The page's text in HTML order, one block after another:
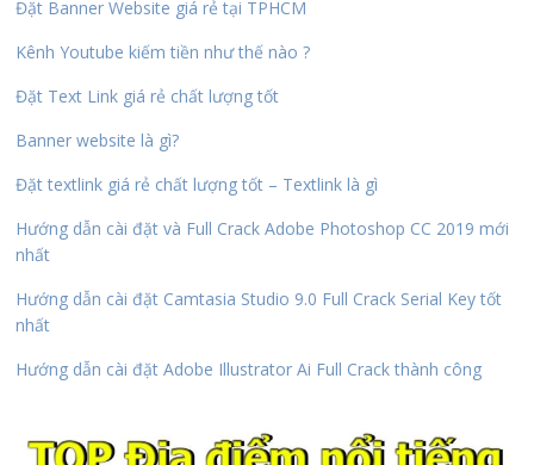
Đặt Banner Website giá rẻ tại TPHCM
Kênh Youtube kiếm tiền như thế nào ?
Đặt Text Link giá rẻ chất lượng tốt
Banner website là gì?
Đặt textlink giá rẻ chất lượng tốt – Textlink là gì
Hướng dẫn cài đặt và Full Crack Adobe Photoshop CC 2019 mới
nhất
Hướng dẫn cài đặt Camtasia Studio 9.0 Full Crack Serial Key tốt
nhất
Hướng dẫn cài đặt Adobe Illustrator Ai Full Crack thành công